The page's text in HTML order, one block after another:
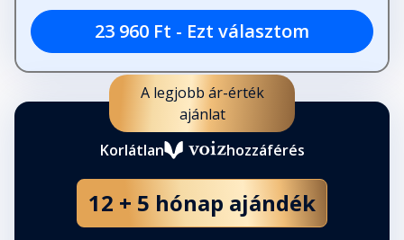
Fejezet hossza: 00:11:11
Fejezet hossza: 00:09:48
23 960 Ft - Ezt választom
A legjobb ár-érték
ajánlat
Korlátlan
hozzáférés
12 + 5 hónap ajándék